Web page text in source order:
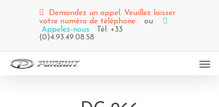
Demandez un appel. Veuillez laisser
votre numéro de téléphone. ou
Appelez-nous
Tél: +33
(0)4.93.49.08.58